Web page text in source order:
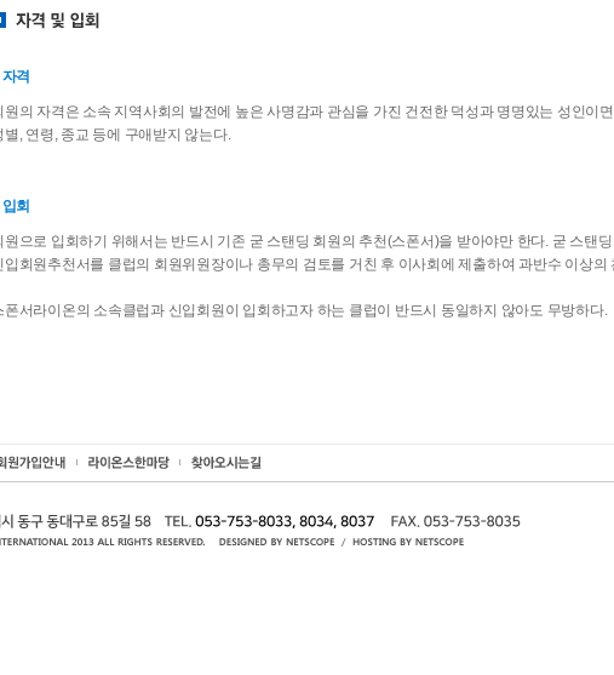
격
원의 자격은 소속 지역사회의 발전에 높은 사명감과 관심을 가진 건전한 덕성과 명명있는 성인이
별, 연령, 종교 등에 구애받지 않는다.
회
원으로 입회하기 위해서는 반드시 기존 굳 스탠딩 회원의 추천(스폰서)을 받아야만 한다. 굳 스탠
입회원추천서를 클럽의 회원위원장이나 총무의 검토를 거친 후 이사회에 제출하여 과반수 이상의
폰서라이온의 소속클럽과 신입회원이 입회하고자 하는 클럽이 반드시 동일하지 않아도 무방하다.